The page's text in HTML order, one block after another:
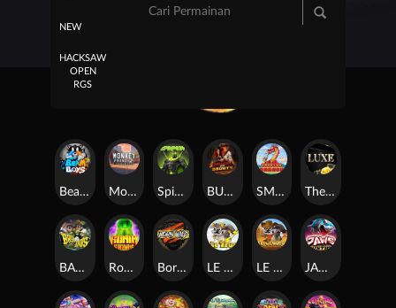
NEW
HACKSAW
OPEN
RGS
Beam Boys Monkey Frenzy 2: Boss is Here! Spinman BULLETS AND BOUNTY SMOKING DRAGON The Luxe
BASH BROS Ronin Stackways Born Wild LE ZEUS LE COWBOY JAWS OF JUSTICE